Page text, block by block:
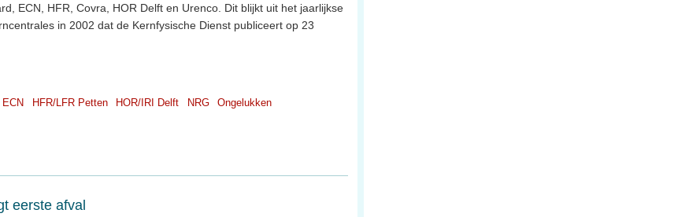
ECN, HFR, Covra, HOR Delft en Urenco. Dit blijkt uit het jaarlijkse
in 2002 dat de Kernfysische Dienst publiceert op 23
ECN HFR/LFR Petten HOR/IRI Delft NRG
Ongelukken
eerste afval